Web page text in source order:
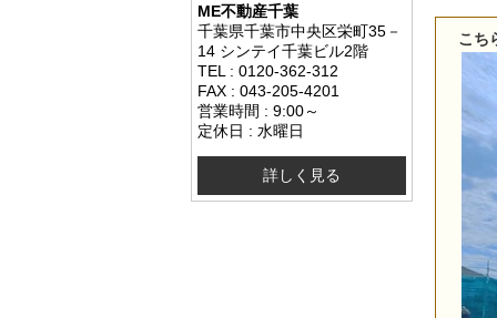
こち
ME不動産千葉
千葉県千葉市中央区栄町35－
14 シンテイ千葉ビル2階
TEL : 0120-362-312
FAX : 043-205-4201
営業時間 : 9:00～
定休日 : 水曜日
詳しく見る